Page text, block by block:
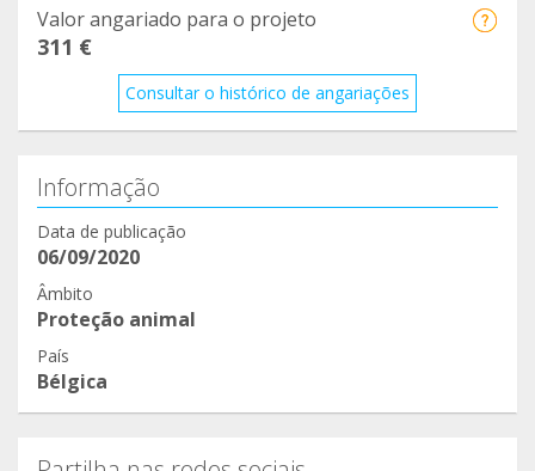
Valor angariado para o projeto
311 €
Consultar o histórico de angariações
Informação
Data de publicação
06/09/2020
Âmbito
Proteção animal
País
Bélgica